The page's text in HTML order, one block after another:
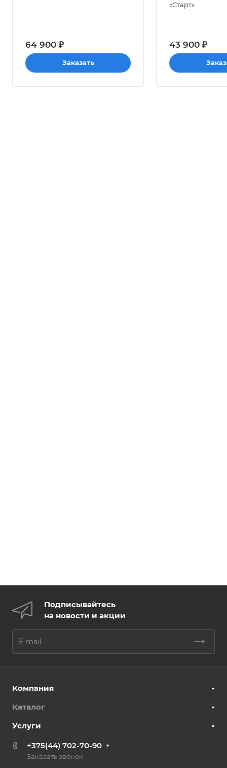
64 900 ₽
Заказать
«Старт»
43 900 ₽
Подписывайтесь
на новости и акции
Компания
Каталог
Услуги
+375(44) 702-70-90
Заказать звонок